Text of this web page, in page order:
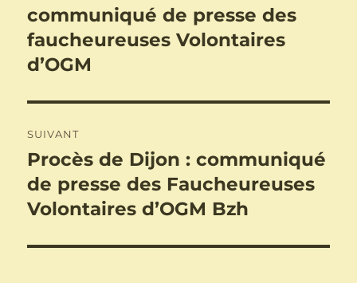
l’article
précédente :
communiqué de presse des
faucheureuses Volontaires
d’OGM
SUIVANT
Publication
suivante :
Procès de Dijon : communiqué
de presse des Faucheureuses
Volontaires d’OGM Bzh